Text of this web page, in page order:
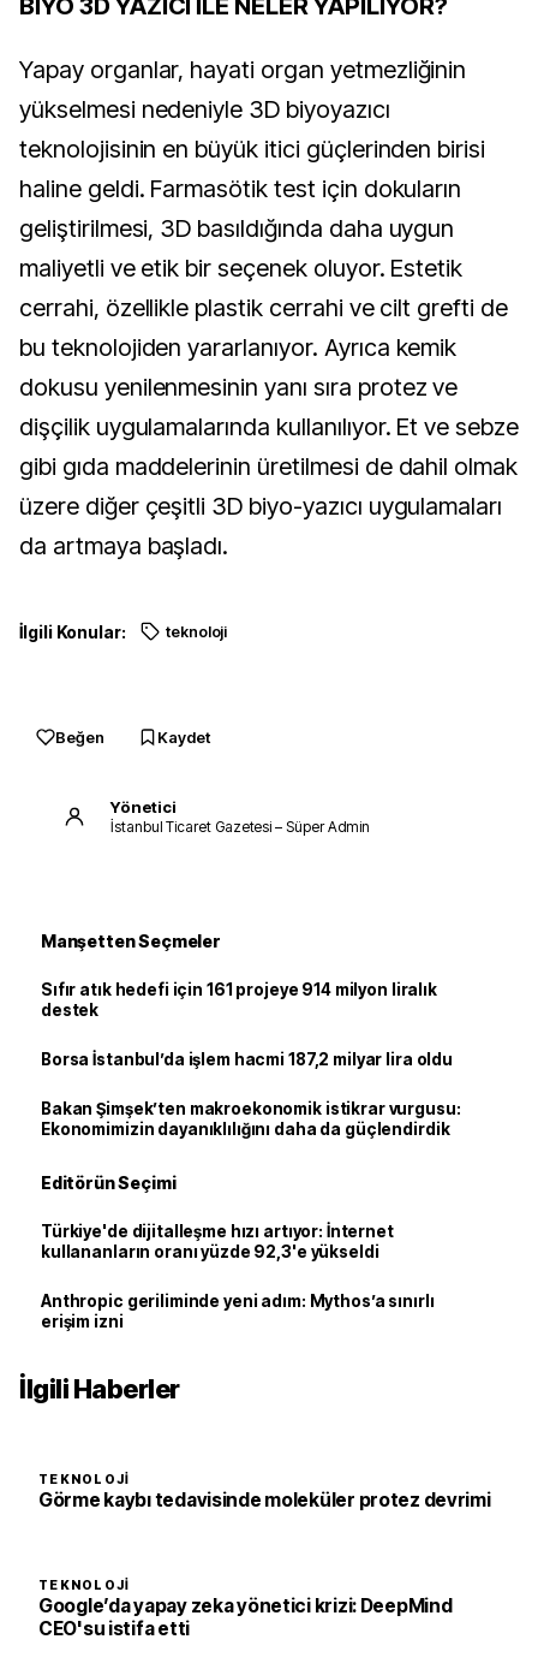
BİYO 3D YAZICI İLE NELER YAPILIYOR?
Yapay organlar, hayati organ yetmezliğinin
yükselmesi nedeniyle 3D biyoyazıcı
teknolojisinin en büyük itici güçlerinden birisi
haline geldi. Farmasötik test için dokuların
geliştirilmesi, 3D basıldığında daha uygun
maliyetli ve etik bir seçenek oluyor. Estetik
cerrahi, özellikle plastik cerrahi ve cilt grefti de
bu teknolojiden yararlanıyor. Ayrıca kemik
dokusu yenilenmesinin yanı sıra protez ve
dişçilik uygulamalarında kullanılıyor. Et ve sebze
gibi gıda maddelerinin üretilmesi de dahil olmak
üzere diğer çeşitli 3D biyo-yazıcı uygulamaları
da artmaya başladı.
İlgili Konular: teknoloji
Beğen Kaydet
Yönetici
İstanbul Ticaret Gazetesi – Süper Admin
Manşetten Seçmeler
Sıfır atık hedefi için 161 projeye 914 milyon liralık
destek
Borsa İstanbul’da işlem hacmi 187,2 milyar lira oldu
Bakan Şimşek’ten makroekonomik istikrar vurgusu:
Ekonomimizin dayanıklılığını daha da güçlendirdik
Editörün Seçimi
Türkiye'de dijitalleşme hızı artıyor: İnternet
kullananların oranı yüzde 92,3'e yükseldi
Anthropic geriliminde yeni adım: Mythos’a sınırlı
erişim izni
İlgili Haberler
TEKNOLOJI
Görme kaybı tedavisinde moleküler protez devrimi
TEKNOLOJI
Google’da yapay zeka yönetici krizi: DeepMind
CEO'su istifa etti